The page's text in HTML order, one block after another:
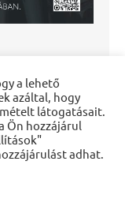
a lehető
azáltal, hogy
látogatásait.
Ön hozzájárul
adhat.